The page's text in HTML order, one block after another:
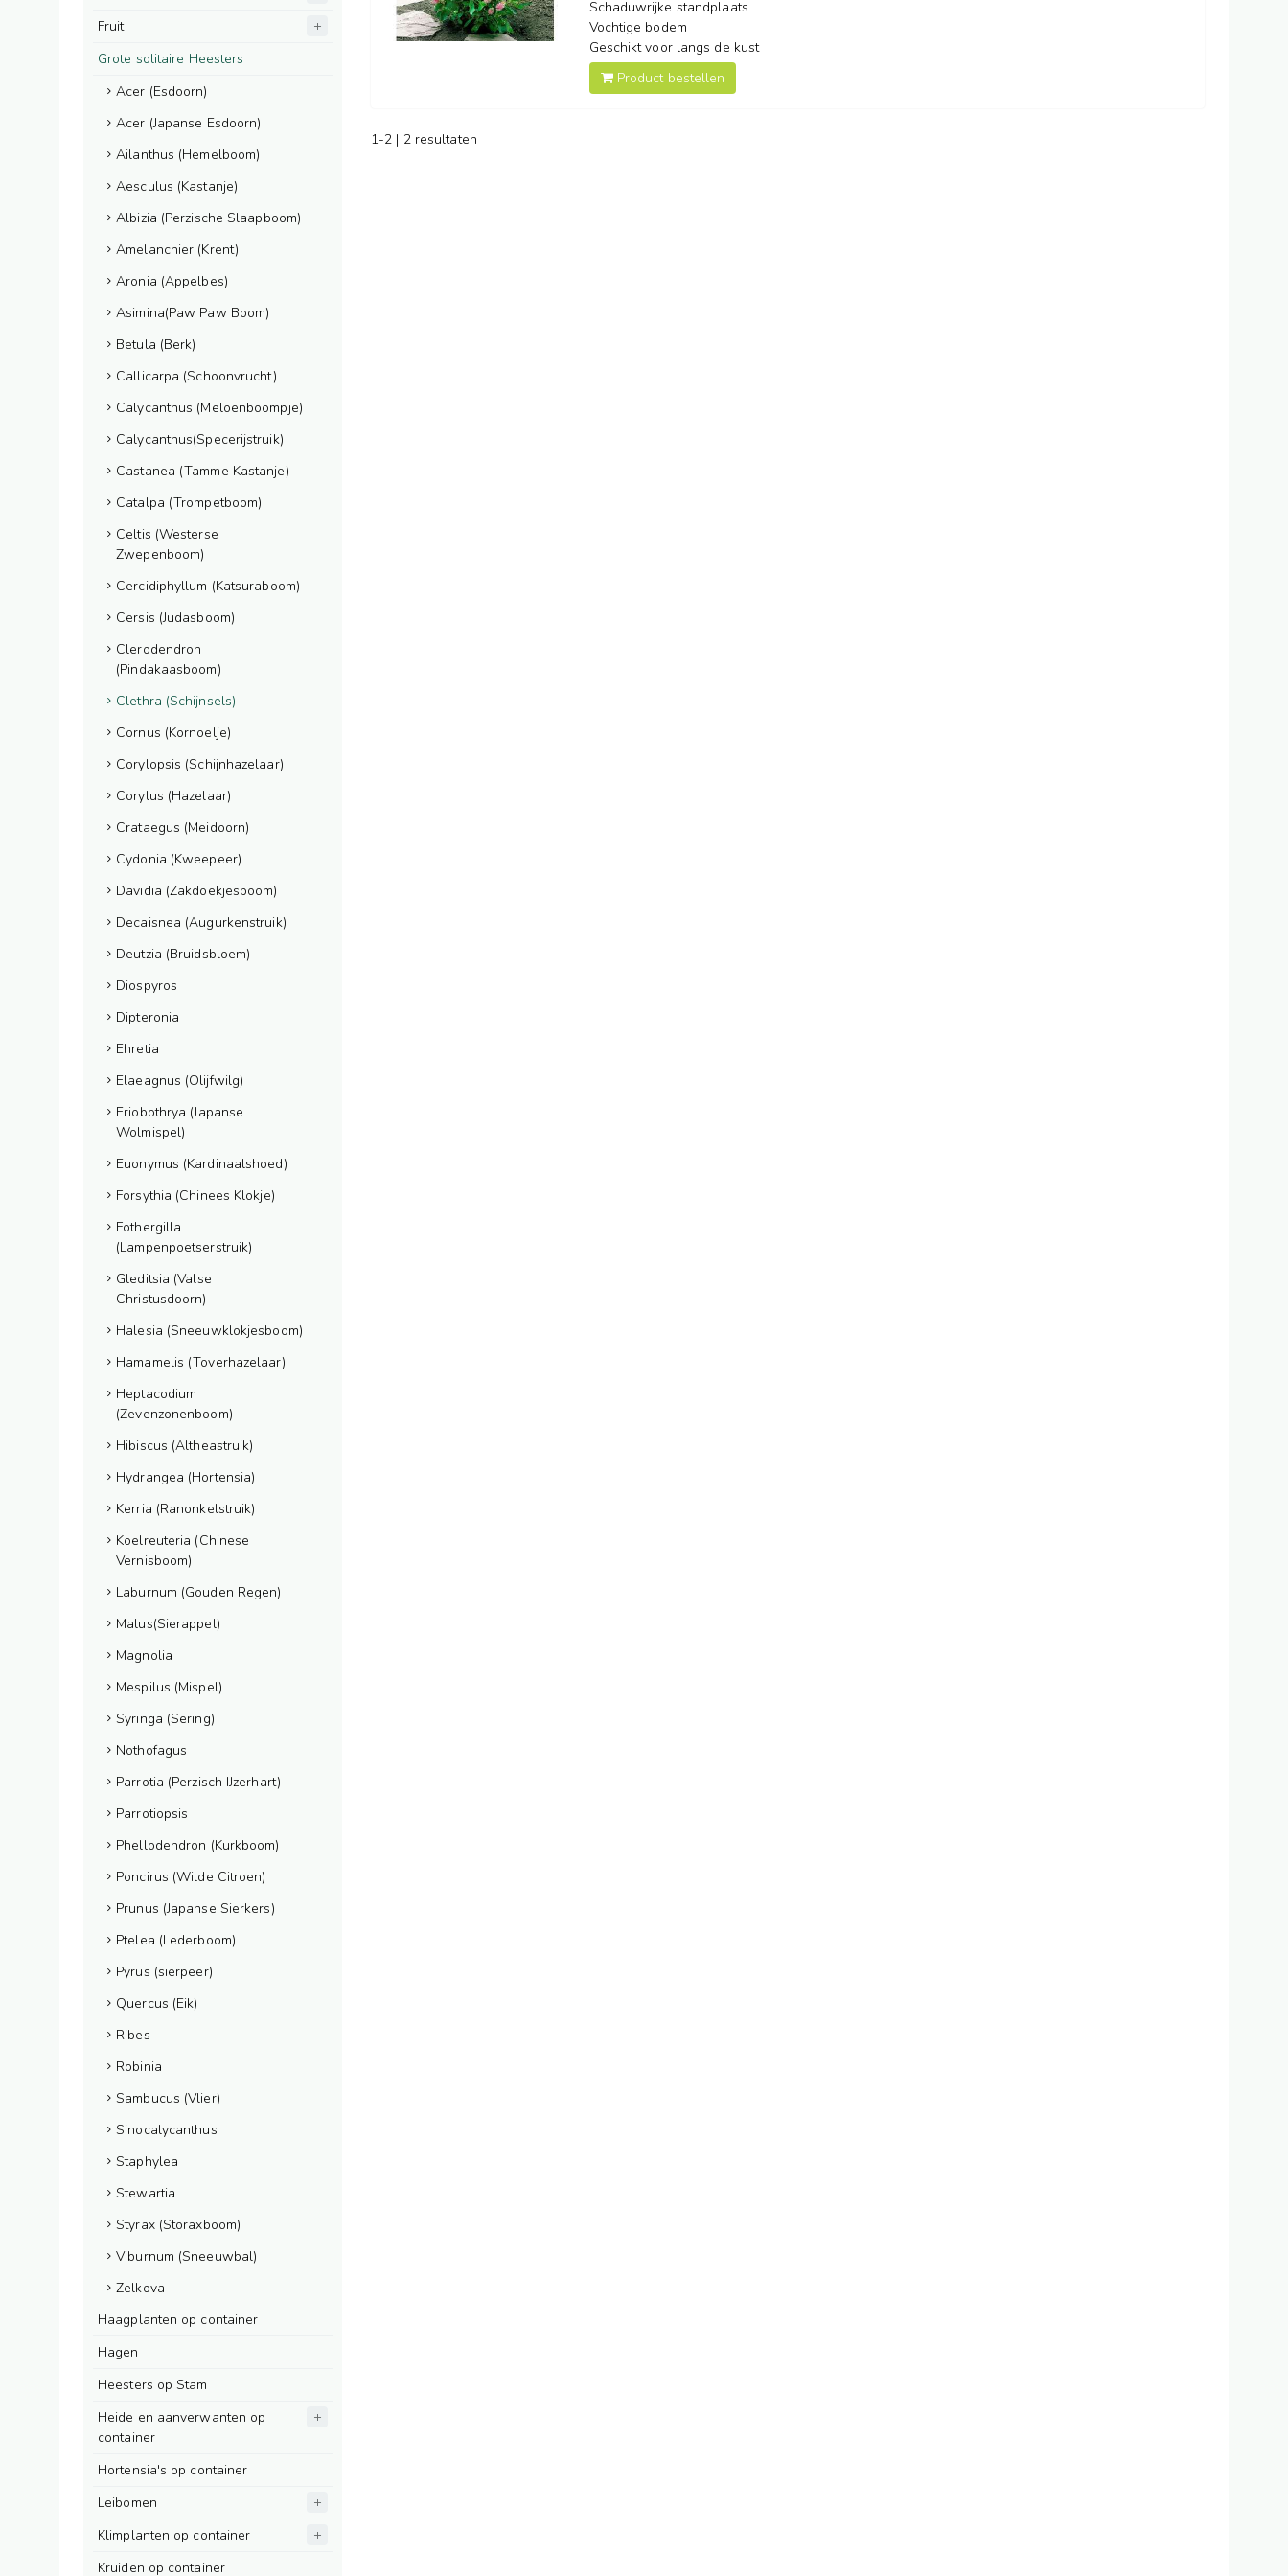
Fruit
Grote solitaire Heesters
Acer (Esdoorn)
Acer (Japanse Esdoorn)
Ailanthus (Hemelboom)
Aesculus (Kastanje)
Albizia (Perzische Slaapboom)
Amelanchier (Krent)
Aronia (Appelbes)
Asimina(Paw Paw Boom)
Betula (Berk)
Callicarpa (Schoonvrucht)
Calycanthus (Meloenboompje)
Calycanthus(Specerijstruik)
Castanea (Tamme Kastanje)
Catalpa (Trompetboom)
Celtis (Westerse
Zwepenboom)
Cercidiphyllum (Katsuraboom)
Cersis (Judasboom)
Clerodendron
(Pindakaasboom)
Clethra (Schijnsels)
Cornus (Kornoelje)
Corylopsis (Schijnhazelaar)
Corylus (Hazelaar)
Crataegus (Meidoorn)
Cydonia (Kweepeer)
Davidia (Zakdoekjesboom)
Decaisnea (Augurkenstruik)
Deutzia (Bruidsbloem)
Diospyros
Dipteronia
Ehretia
Elaeagnus (Olijfwilg)
Eriobothrya (Japanse
Wolmispel)
Euonymus (Kardinaalshoed)
Forsythia (Chinees Klokje)
Fothergilla
(Lampenpoetserstruik)
Gleditsia (Valse
Christusdoorn)
Halesia (Sneeuwklokjesboom)
Hamamelis (Toverhazelaar)
Heptacodium
(Zevenzonenboom)
Hibiscus (Altheastruik)
Hydrangea (Hortensia)
Kerria (Ranonkelstruik)
Koelreuteria (Chinese
Vernisboom)
Laburnum (Gouden Regen)
Malus(Sierappel)
Magnolia
Mespilus (Mispel)
Syringa (Sering)
Nothofagus
Parrotia (Perzisch IJzerhart)
Parrotiopsis
Phellodendron (Kurkboom)
Poncirus (Wilde Citroen)
Prunus (Japanse Sierkers)
Ptelea (Lederboom)
Pyrus (sierpeer)
Quercus (Eik)
Ribes
Robinia
Sambucus (Vlier)
Sinocalycanthus
Staphylea
Stewartia
Styrax (Storaxboom)
Viburnum (Sneeuwbal)
Zelkova
Haagplanten op container
Hagen
Heesters op Stam
Heide en aanverwanten op
container
Hortensia's op container
Leibomen
Klimplanten op container
Kruiden op container
Schaduwrijke standplaats
Vochtige bodem
Geschikt voor langs de kust
Product bestellen
1-2 | 2 resultaten